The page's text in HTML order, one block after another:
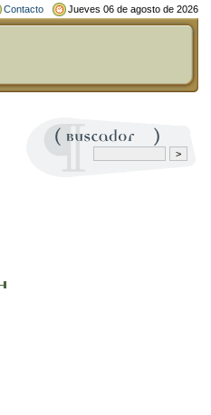
Contacto Jueves 06 de agosto de 2026